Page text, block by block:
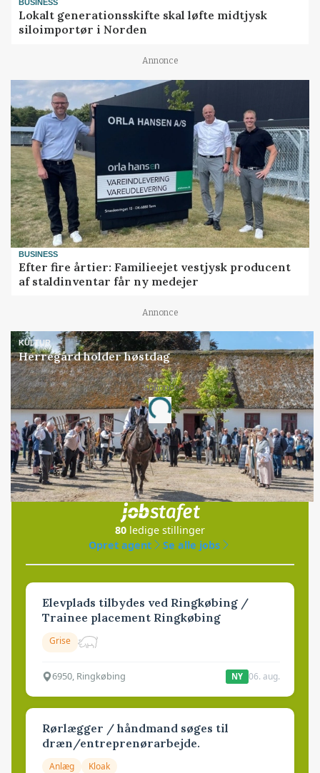
BUSINESS
Lokalt generationsskifte skal løfte midtjysk
siloimportør i Norden
Annonce
BUSINESS
Efter fire årtier: Familieejet vestjysk producent
af staldinventar får ny medejer
Annonce
KULTUR
Herregård holder høstdag
Annonce
Loading...
Jobs
i samarbejde med
80 ledige stillinger
Opret agent
Se alle jobs
Elevplads tilbydes ved Ringkøbing /
Trainee placement Ringkøbing
Grise
6950, Ringkøbing NY 06. aug.
Rørlægger / håndmand søges til
dræn/entreprenørarbejde.
Anlæg Kloak